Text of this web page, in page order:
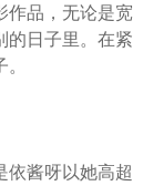
作品，无论是宽
的日子里。在紧
依酱呀以她高超